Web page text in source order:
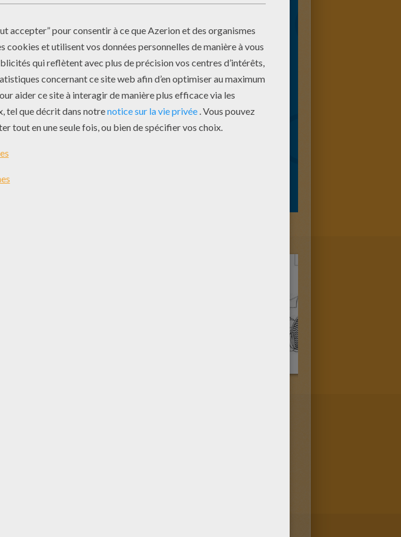
GENIALE t'attendent. Si tu es fan de coloriages, tu
gratuits et se trouvent tous dans la rubrique Coloriage